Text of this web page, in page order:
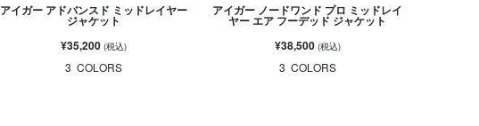
アイガー アドバンスド ミッドレイヤー
ジャケット
¥35,200 (税込)
3 COLORS
アイガー ノードワンド プロ ミッドレイ
ヤー エア フーデッド ジャケット
¥38,500 (税込)
3 COLORS